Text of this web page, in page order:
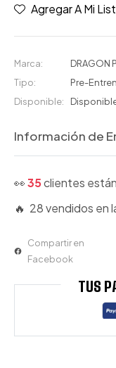
Agregar A Mi
Marca:
DRAGON
Tipo:
Pre-
Disponible:
Información de
👀35clientes
🔥 28 vendidos en
Compartir en
Facebook
TUS